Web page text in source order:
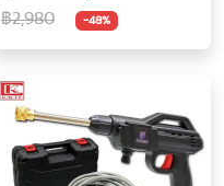
฿2,980 -48%